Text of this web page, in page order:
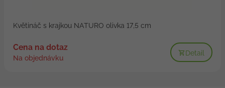
Květináč s krajkou NATURO olivka 17,5 cm
Cena na dotaz
Na objednávku
Detail